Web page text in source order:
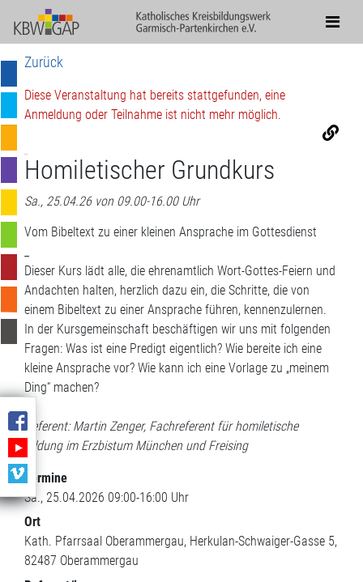
Zurück
Diese Veranstaltung hat bereits stattgefunden, eine
Anmeldung oder Teilnahme ist nicht mehr möglich.
Homiletischer Grundkurs
Sa., 25.04.26 von 09.00-16.00 Uhr
Vom Bibeltext zu einer kleinen Ansprache im Gottesdienst
Dieser Kurs lädt alle, die ehrenamtlich Wort-Gottes-Feiern und
Andachten halten, herzlich dazu ein, die Schritte, die von
einem Bibeltext zu einer Ansprache führen, kennenzulernen.
In der Kursgemeinschaft beschäftigen wir uns mit folgenden
Fragen: Was ist eine Predigt eigentlich? Wie bereite ich eine
kleine Ansprache vor? Wie kann ich eine Vorlage zu „meinem
Ding“ machen?
Referent: Martin Zenger, Fachreferent für homiletische
Bildung im Erzbistum München und Freising
Termine
Sa., 25.04.2026 09:00-16:00 Uhr
Ort
Kath. Pfarrsaal Oberammergau Herkulan-Schwaiger-Gasse 5
82487 Oberammergau